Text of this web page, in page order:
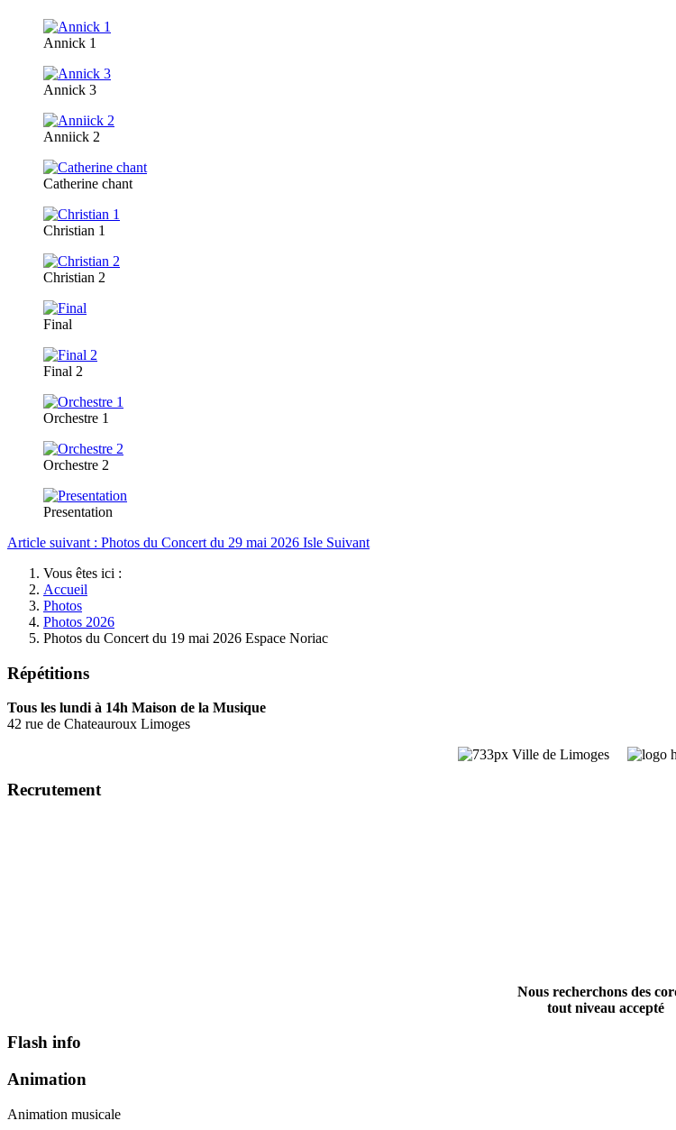
Annick 1
Annick 3
Anniick 2
Catherine chant
Christian 1
Christian 2
Final
Final 2
Orchestre 1
Orchestre 2
Presentation
Article suivant : Photos du Concert du 29 mai 2026 Isle Suivant
Vous êtes ici :
Accueil
Photos
Photos 2026
Photos du Concert du 19 mai 2026 Espace Noriac
Répétitions
Tous les lundi à 14h Maison de la Musique
42 rue de Chateauroux Limoges
Recrutement
Nous recherchons des
tout niveau accepté
Flash info
Animation
Animation musicale